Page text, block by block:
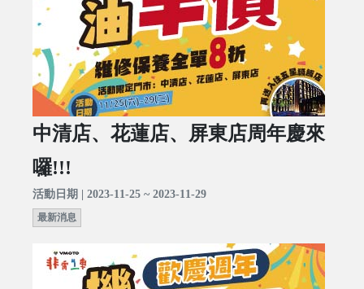
中清店、花蓮店、屏東店周年慶來
囉!!!
活動日期 | 2023-11-25 ~ 2023-11-29
最新消息